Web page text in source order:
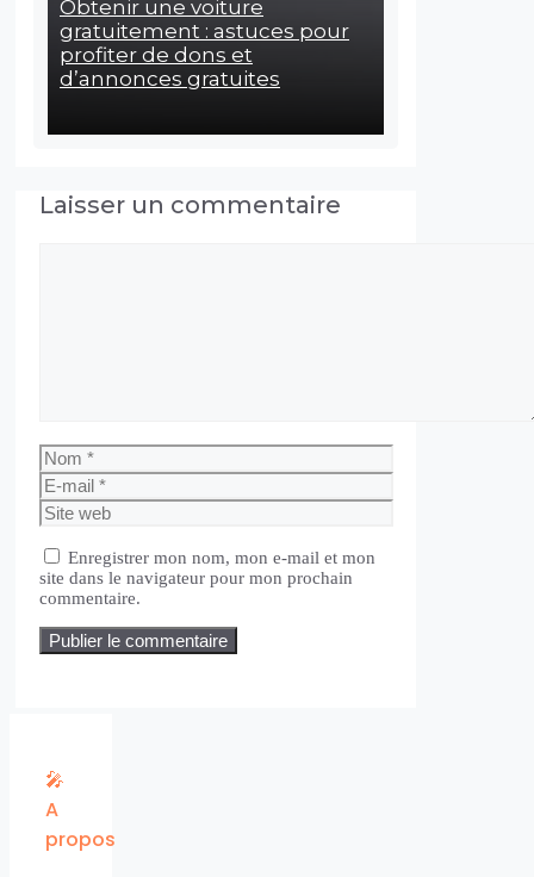
Obtenir une voiture
gratuitement : astuces pour
profiter de dons et
d’annonces gratuites
Laisser un commentaire
Nom
E-
mail
Site
web
Enregistrer mon nom, mon e-mail et mon
site dans le navigateur pour mon prochain
commentaire.
🎤
A
propos